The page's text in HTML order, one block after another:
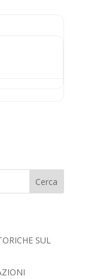
Cerca
SUL